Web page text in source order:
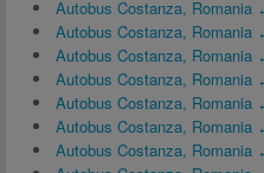
Autobus Costanza, Romania
Autobus Costanza, Romania
Autobus Costanza, Romania
Autobus Costanza,
Autobus Costanza, Romania
Autobus Costanza, Romania
Autobus Costanza, Romania